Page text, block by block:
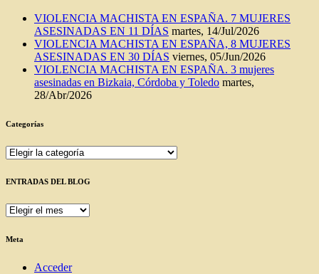
VIOLENCIA MACHISTA EN ESPAÑA. 7 MUJERES
ASESINADAS EN 11 DÍAS martes, 14/Jul/2026
VIOLENCIA MACHISTA EN ESPAÑA, 8 MUJERES
ASESINADAS EN 30 DÍAS viernes, 05/Jun/2026
VIOLENCIA MACHISTA EN ESPAÑA. 3 mujeres
asesinadas en Bizkaia, Córdoba y Toledo martes,
28/Abr/2026
Categorías
Categorías
ENTRADAS DEL BLOG
ENTRADAS
BLOG
Meta
Acceder